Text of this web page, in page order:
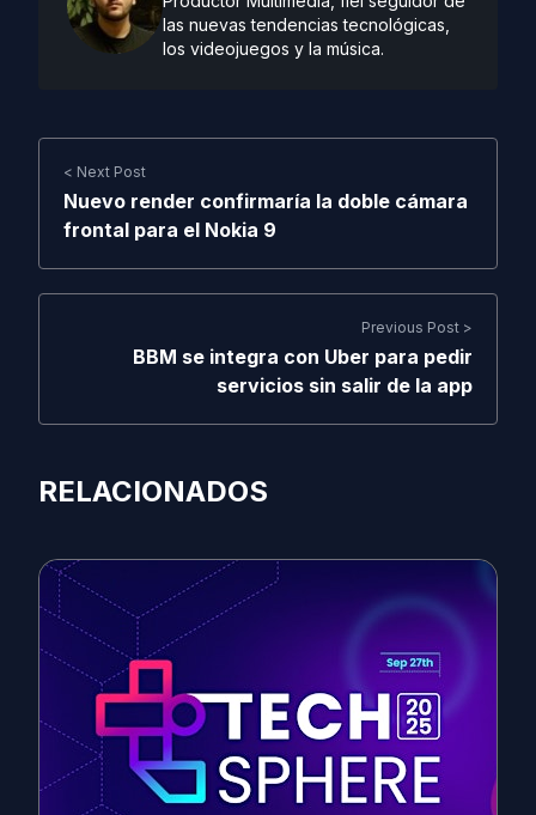
las nuevas tendencias tecnológicas,
los videojuegos y la música.
< Next Post
Nuevo render confirmaría la doble cámara
frontal para el Nokia 9
Previous Post >
BBM se integra con Uber para pedir
servicios sin salir de la app
RELACIONADOS